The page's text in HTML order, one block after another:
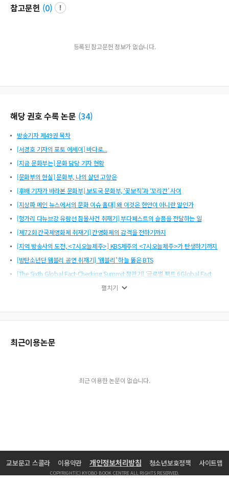
참고문헌 (0)
등록된 참고문헌 정보가 없습니다.
해당 권호 수록 논문 (34)
방송기자 제49권 목차
[서경호 기자의 포토 에세이] 바다로...
[지금 문화부는] 문화 담당 기자 현황
[문화부의 현실] 문화부, 나의 살던 고향은
[후배 기자가 바라본 문화부] 보도국 문화부, ‘꽃보직’과 ‘꼬리칸’ 사이
[지상파 메인 뉴스에서의 문화 이슈 홀대] 왜 이것은 현안이 아니란 말인가
[헝가리 다뉴브강 유람선 침몰사건 취재기] 부다페스트의 슬픔을 전달하는 일
[제72회 칸국제영화제 취재기] 칸영화제의 감격을 전하기까지
[지역 방송사의 도전, <7시오늘제주>] KBS제주의 <7시오늘제주>가 탄생하기까지
[방탄소년단 웸블리 공연 취재기] ‘웸블리’ 하늘 뚫은 BTS
[The Sixth Global Fact-Checking Summit 참관기] ‘글로벌 팩트 6Global Fact
방송기자가 쓴 책
[기획보도 부문] 제127회 <3·1운동 계보도, 임정 사진 최초 발굴 연속보도>
[경제보도 부문] 제128회 <청약 이자 미지급 사태>
[지역기획보도 부문] 제127회 <전두환 부마항쟁 진압 최초확인>
[지역기획보도 부문] 제128회 <노인 복지단체 검은 비리 의혹 및 인권 실태 연속보
펼치기
최근이용논문
최근 이용한 논문이 없습니다.
교보문고 스콜라 이용약관 개인정보처리방침 청소년보호정책 사이트맵
COPYRIGHT(C) KYOBO BOOK CENTRE ALL RIGHTS RESERVED.